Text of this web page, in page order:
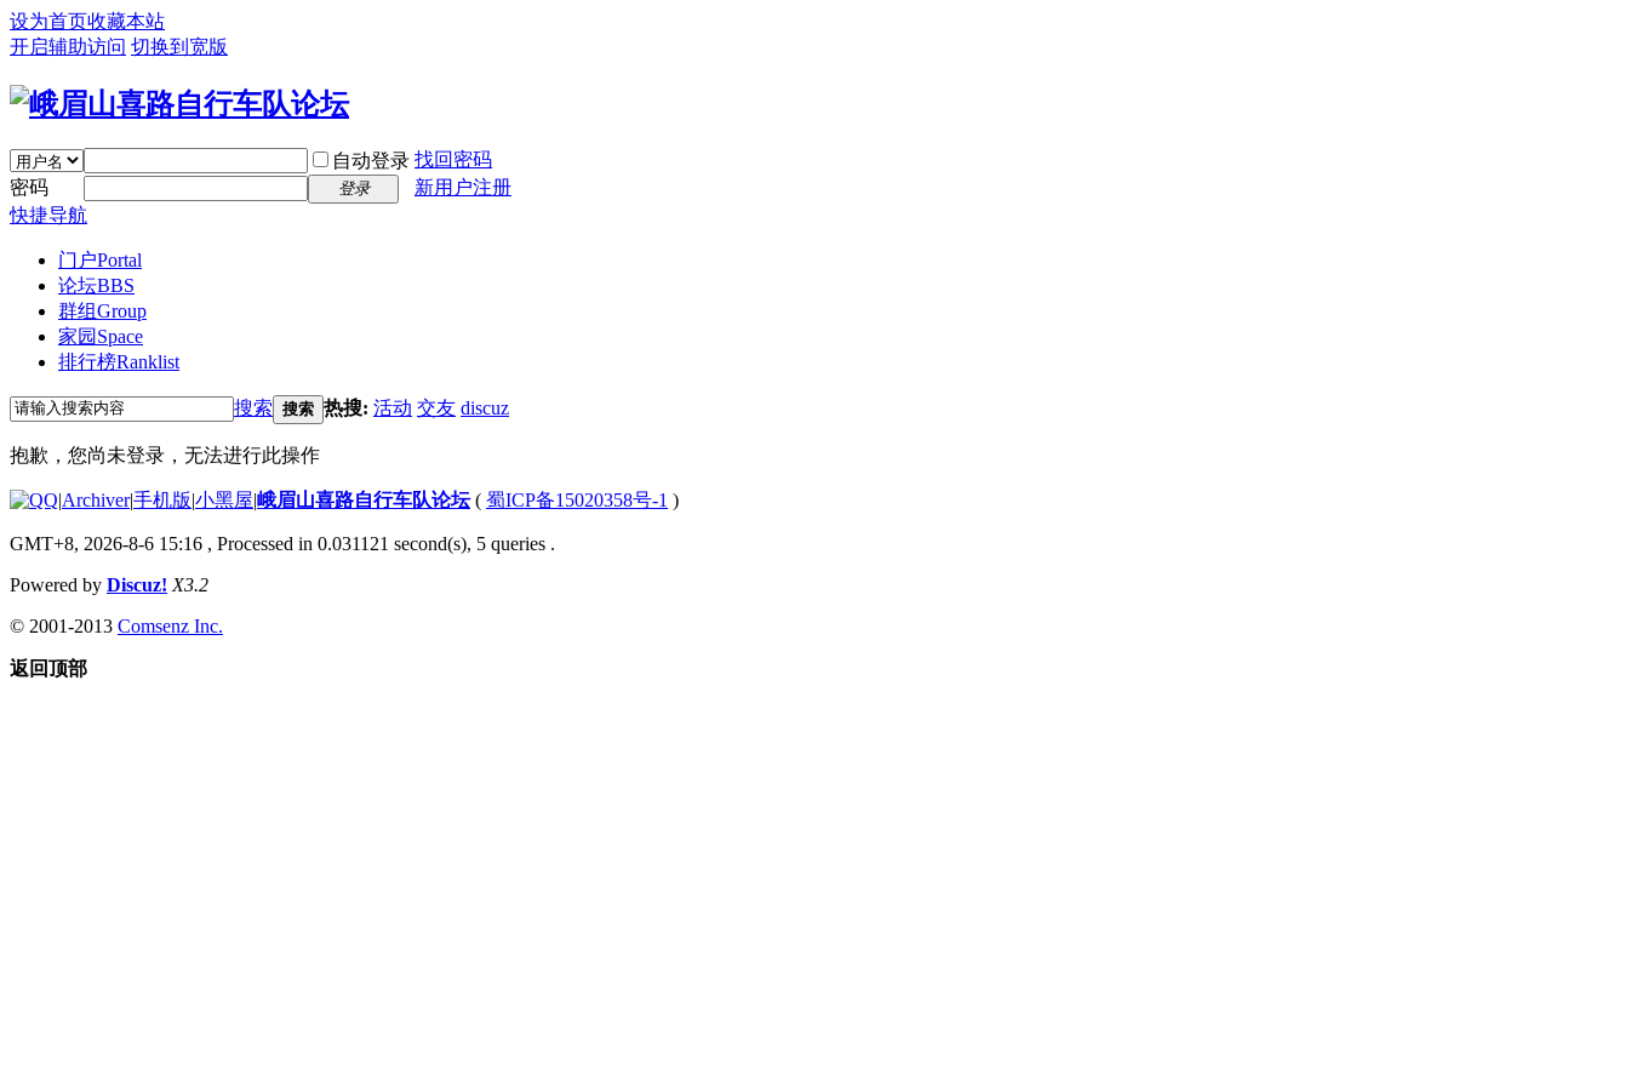
设为首页收藏本站
开启辅助访问 切换到宽版
自动登录 找回密码
密码
登录
新用户注册
快捷导航
门户Portal
论坛BBS
群组Group
家园 Space
排行榜Ranklist
搜索 搜索 热搜: 活动 交友 discuz
抱歉，您尚未登录，无法进行此操作
|Archiver|手机版|小黑屋|峨眉山喜路自行车队论坛( 蜀ICP备15020358号-1 )
GMT+8, 2026-8-6 15:16 , Processed in 0.031121 second(s), 5 queries .
Powered by Discuz! X3.2
© 2001-2013 Comsenz Inc.
返回顶部